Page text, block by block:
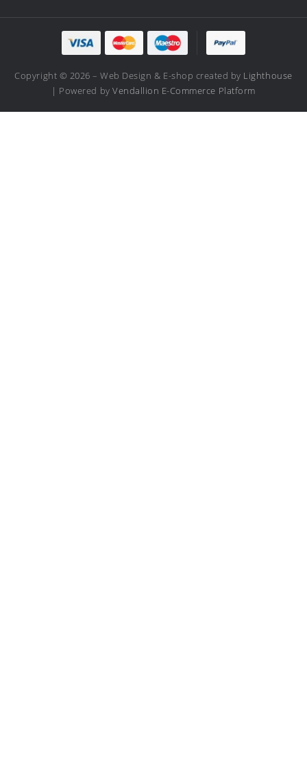
Copyright © 2026 – Web Design & E-shop created by Lighthouse
| Powered byVendallion E-Commerce Platform